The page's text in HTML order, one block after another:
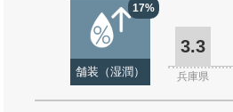
17%
舗装（湿潤）
3.3
兵庫県